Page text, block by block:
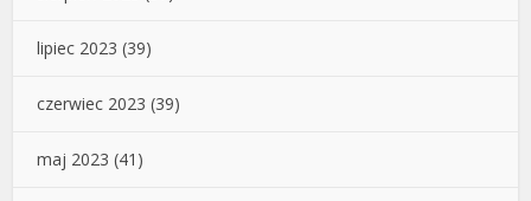
lipiec 2023 (39)
czerwiec 2023 (39)
maj 2023 (41)